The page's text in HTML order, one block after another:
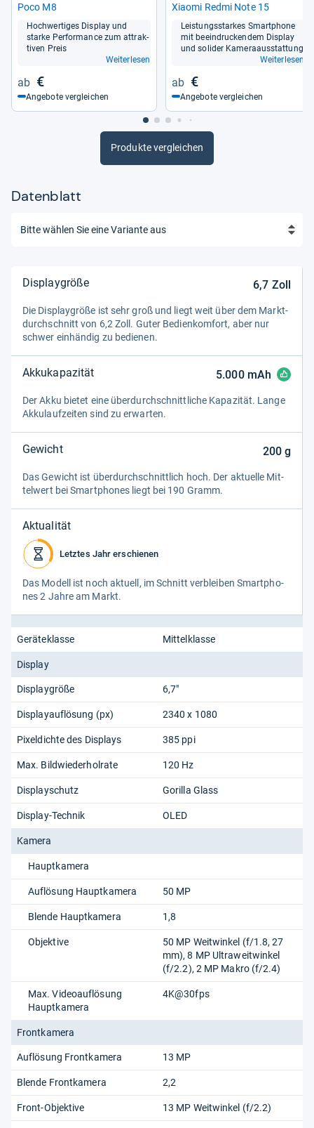
Poco M8
Hoch­wer­ti­ges Dis­play und
starke Per­for­mance zum attrak­
ti­ven Preis
Weiterlesen
€
Angebote vergleichen
Xiaomi Redmi Note 15
Leis­tungs­star­kes Smart­phone
mit beein­dru­cken­dem Dis­play
und soli­der Kame­raaus­stat­tung
Weiterlesen
€
Angebote vergleichen
Produkte vergleichen
Datenblatt
Displaygröße 6,7 Zoll
Die Dis­play­größe ist sehr groß und liegt weit über dem Markt­
durch­schnitt von 6,2 Zoll. Guter Bedien­kom­fort, aber nur
schwer ein­hän­dig zu bedie­nen.
Akkukapazität 5.000mAh
Der Akku bie­tet eine über­durch­schnitt­li­che Kapa­zi­tät. Lange
Akku­lauf­zei­ten sind zu erwar­ten.
Gewicht 200g
Das Gewicht ist über­durch­schnitt­lich hoch. Der aktu­elle Mit­
tel­wert bei Smart­pho­nes liegt bei 190 Gramm.
Aktualität
Letztes Jahr erschienen
Das Modell ist noch aktu­ell, im Schnitt ver­blei­ben Smart­pho­
nes 2 Jahre am Markt.
Geräteklasse Mittelklasse
Display
Displaygröße 6,7"
Displayauflösung (px) 2340 x 1080
Pixeldichte des Displays 385 ppi
Max. Bildwiederholrate 120 Hz
Displayschutz Gorilla Glass
Display-Technik OLED
Kamera
Hauptkamera
Auflösung Hauptkamera 50 MP
Blende Hauptkamera 1,8
Objektive
50 MP Weitwinkel (f/1.8, 27
mm), 8 MP Ultraweitwinkel
(f/2.2), 2 MP Makro (f/2.4)
Max. Videoauflösung
Hauptkamera
4K@30fps
Frontkamera
Auflösung Frontkamera 13 MP
Blende Frontkamera 2,2
Front-Objektive 13 MP Weitwinkel (f/2.2)